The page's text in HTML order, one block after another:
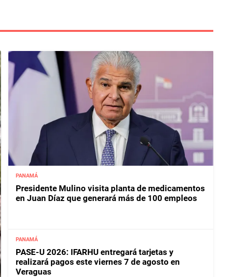
PANAMÁ
Presidente Mulino visita planta de medicamentos
en Juan Díaz que generará más de 100 empleos
PANAMÁ
PASE-U 2026: IFARHU entregará tarjetas y
realizará pagos este viernes 7 de agosto en
Veraguas